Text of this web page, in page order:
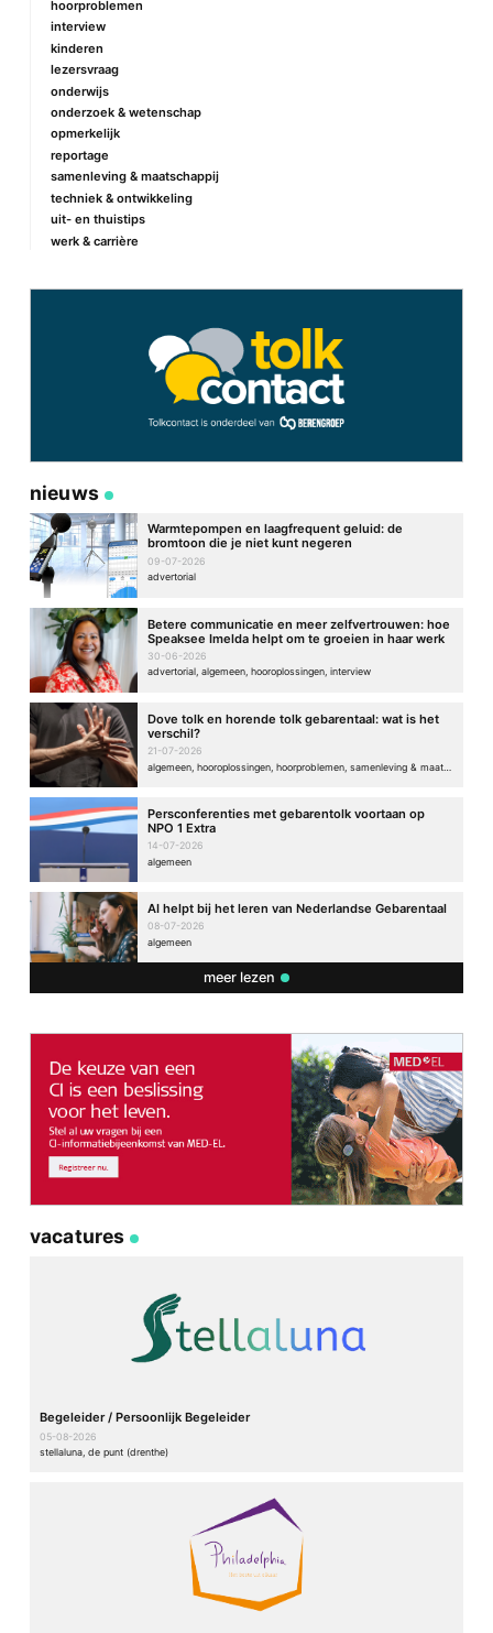
hoorproblemen
interview
kinderen
lezersvraag
onderwijs
onderzoek & wetenschap
opmerkelijk
reportage
samenleving & maatschappij
techniek & ontwikkeling
uit- en thuistips
werk & carrière
nieuws
Warmtepompen en laagfrequent geluid: de
bromtoon die je niet kunt negeren
09-07-2026
advertorial
Betere communicatie en meer zelfvertrouwen: hoe
Speaksee Imelda helpt om te groeien in haar werk
30-06-2026
advertorial, algemeen, hooroplossingen, interview
Dove tolk en horende tolk gebarentaal: wat is het
verschil?
21-07-2026
Persconferenties met gebarentolk voortaan op
NPO 1 Extra
14-07-2026
algemeen
AI helpt bij het leren van Nederlandse Gebarentaal
08-07-2026
algemeen
meer lezen
vacatures
Begeleider / Persoonlijk Begeleider
05-08-2026
stellaluna, de punt (drenthe)